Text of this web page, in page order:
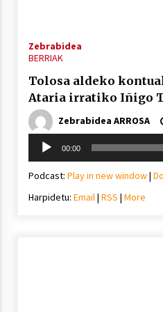
Arrosaren
2021/07/06
Hala Bedi
Arrosaren
2021/07/03
Zebrabidea
BERRIAK
Tolosa aldeko
Ataria irratiko Iñigo
Zebrabidea ARROSA
Soinu
erreproduzigailua
00:00
Podcast: Play in new window|
Harpidetu: Email| RSS | More